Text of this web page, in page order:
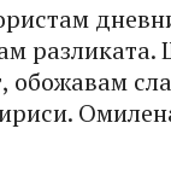
обожавам